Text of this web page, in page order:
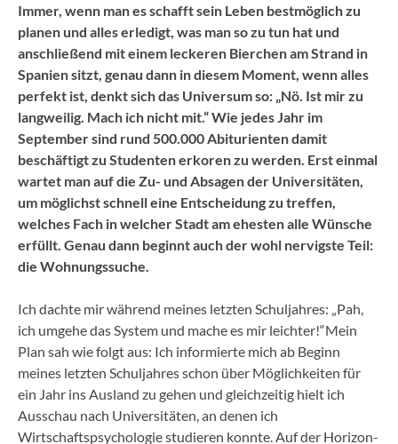
Immer, wenn man es schafft sein Leben bestmöglich zu
planen und alles erledigt, was man so zu tun hat und
anschließend mit einem leckeren Bierchen am Strand in
Spanien sitzt, genau dann in diesem Moment, wenn alles
perfekt ist, denkt sich das Universum so: „Nö. Ist mir zu
langweilig. Mach ich nicht mit.“ Wie jedes Jahr im
September sind rund 500.000 Abiturienten damit
beschäftigt zu Studenten erkoren zu werden. Erst einmal
wartet man auf die Zu- und Absagen der Universitäten,
um möglichst schnell eine Entscheidung zu treffen,
welches Fach in welcher Stadt am ehesten alle Wünsche
erfüllt. Genau dann beginnt auch der wohl nervigste Teil:
die Wohnungssuche.
Ich dachte mir während meines letzten Schuljahres: „Pah,
ich umgehe das System und mache es mir leichter!“Mein
Plan sah wie folgt aus: Ich informierte mich ab Beginn
meines letzten Schuljahres schon über Möglichkeiten für
ein Jahr ins Ausland zu gehen und gleichzeitig hielt ich
Ausschau nach Universitäten, an denen ich
Wirtschaftspsychologie studieren konnte. Auf der Horizon-